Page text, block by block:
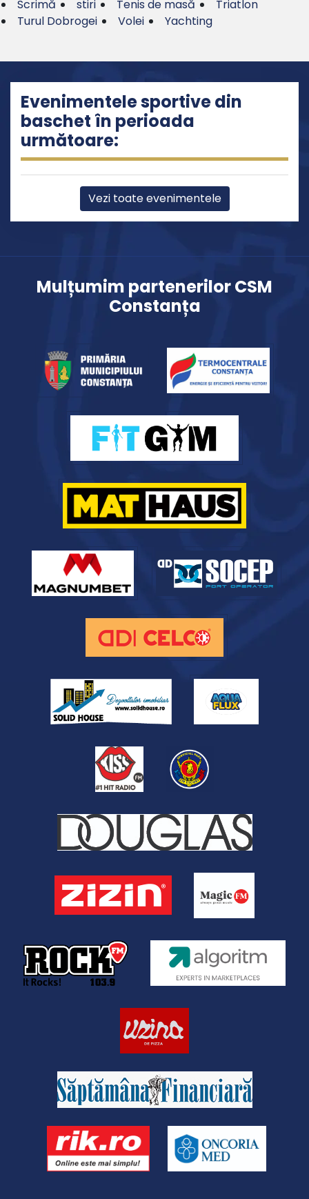
Scrimă
stiri Tenis de masă
Triatlon
Turul Dobrogei
Volei Yachting
Evenimentele sportive din
baschet în perioada
următoare:
Vezi toate evenimentele
Mulțumim partenerilor CSM
Constanța